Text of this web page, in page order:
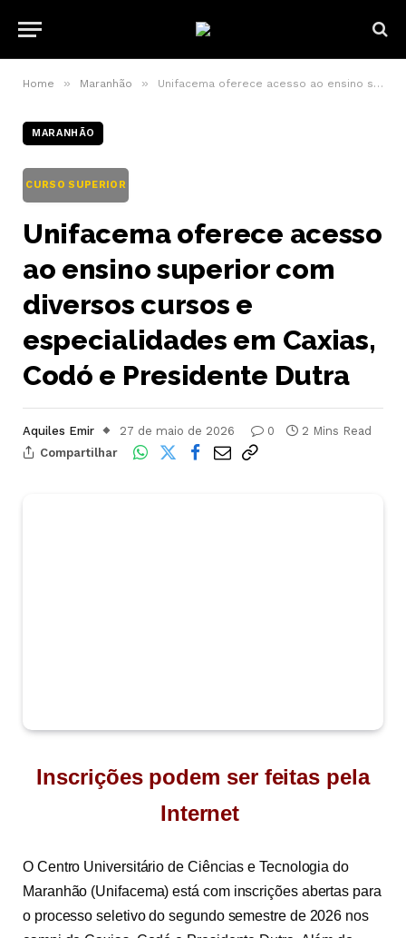
Home » Maranhão » Unifacema oferece acesso ao ensino superior com diversos cursos e especialidades em Caxias, Codó e Presidente Dutra
MARANHÃO
CURSO SUPERIOR
Unifacema oferece acesso
ao ensino superior com
diversos cursos e
especialidades em Caxias,
Codó e Presidente Dutra
Aquiles Emir 27 de maio de 2026 0
2 Mins Read
Compartilhar
Inscrições podem ser feitas pela
Internet
O Centro Universitário de Ciências e Tecnologia do
Maranhão (Unifacema) está com inscrições abertas para
o processo seletivo do segundo semestre de 2026 nos